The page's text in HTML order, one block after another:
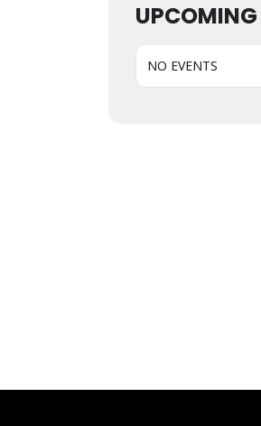
UPCOMING
NO EVENTS